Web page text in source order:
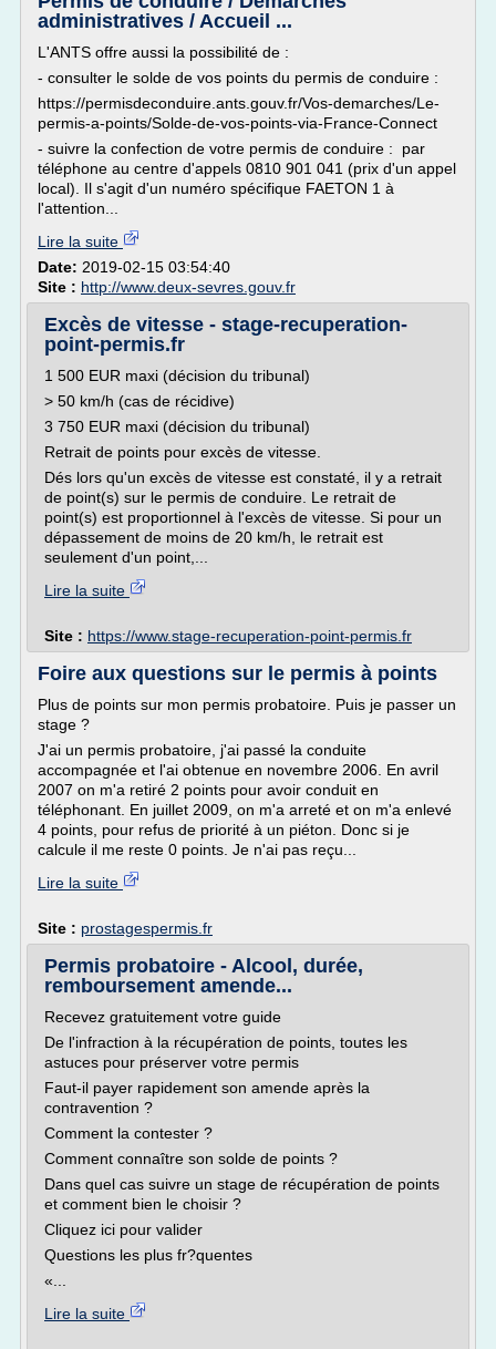
administratives / Accueil ...
L'ANTS offre aussi la possibilité de :
- consulter le solde de vos points du permis de conduire :
https://permisdeconduire.ants.gouv.fr/Vos-demarches/Le-
permis-a-points/Solde-de-vos-points-via-France-Connect
- suivre la confection de votre permis de conduire : par
téléphone au centre d'appels 0810 901 041 (prix d'un appel
local). Il s'agit d'un numéro spécifique FAETON 1 à
l'attention...
Lire la suite
Date: 2019-02-15 03:54:40
Site : http://www.deux-sevres.gouv.fr
Excès de vitesse - stage-recuperation-
point-permis.fr
1 500 EUR maxi (décision du tribunal)
> 50 km/h (cas de récidive)
3 750 EUR maxi (décision du tribunal)
Retrait de points pour excès de vitesse.
Dés lors qu'un excès de vitesse est constaté, il y a retrait
de point(s) sur le permis de conduire. Le retrait de
point(s) est proportionnel à l'excès de vitesse. Si pour un
dépassement de moins de 20 km/h, le retrait est
seulement d'un point,...
Lire la suite
Site : https://www.stage-recuperation-point-permis.fr
Foire aux questions sur le permis à points
Plus de points sur mon permis probatoire. Puis je passer un
stage ?
J'ai un permis probatoire, j'ai passé la conduite
accompagnée et l'ai obtenue en novembre 2006. En avril
2007 on m'a retiré 2 points pour avoir conduit en
téléphonant. En juillet 2009, on m'a arreté et on m'a enlevé
4 points, pour refus de priorité à un piéton. Donc si je
calcule il me reste 0 points. Je n'ai pas reçu...
Lire la suite
Site : prostagespermis.fr
Permis probatoire - Alcool, durée,
remboursement amende...
Recevez gratuitement votre guide
De l'infraction à la récupération de points, toutes les
astuces pour préserver votre permis
Faut-il payer rapidement son amende après la
contravention ?
Comment la contester ?
Comment connaître son solde de points ?
Dans quel cas suivre un stage de récupération de points
et comment bien le choisir ?
Cliquez ici pour valider
Questions les plus fr?quentes
«...
Lire la suite